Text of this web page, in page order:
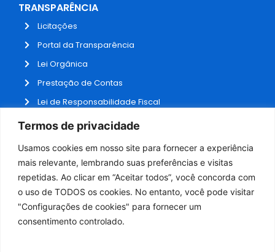
Termos de privacidade
Usamos cookies em nosso site para fornecer a experiência
mais relevante, lembrando suas preferências e visitas
repetidas. Ao clicar em “Aceitar todos”, você concorda com
o uso de TODOS os cookies. No entanto, você pode visitar
"Configurações de cookies" para fornecer um
consentimento controlado.
TRANSPARÊNCIA
Licitações
Portal da Transparência
Lei Orgânica
Prestação de Contas
Lei de Responsabilidade Fiscal
Receitas e Despesas
Fale Conosco
ADMINISTRAÇÃO
Webmail